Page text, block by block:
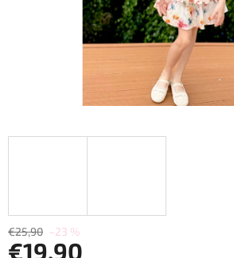
€25,90 –23 %
€19,90